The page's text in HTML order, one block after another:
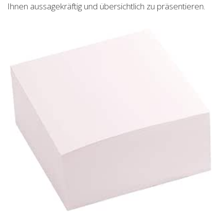
Ihnen aussagekräftig und übersichtlich zu präsentieren.